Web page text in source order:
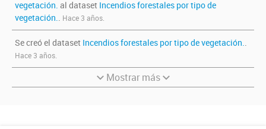
vegetación. al dataset Incendios forestales por tipo de
vegetación.. Hace 3 años.
Se creó el dataset Incendios forestales por tipo de vegetación..
Hace 3 años.
Mostrar más